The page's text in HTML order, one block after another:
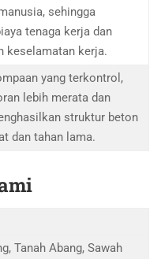
sehingga
tenaga kerja dan
keselamatan kerja.
yang terkontrol,
lebih merata dan
struktur beton
dan tahan lama.
Tanah Abang, Sawah